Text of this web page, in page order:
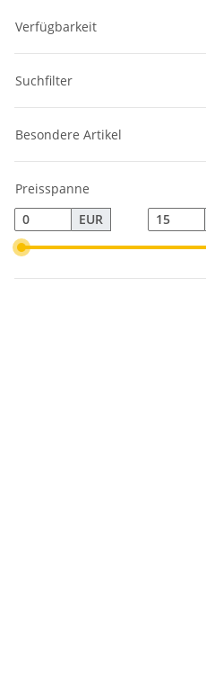
Verfügbarkeit
Suchfilter
Besondere Artikel
Preisspanne
EUR